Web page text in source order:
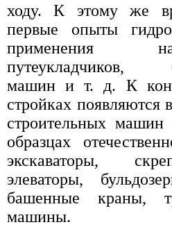
ходу. К этому же
первые опыты
применения
путеукладчиков,
машин и т. д. К
стройках появляются
строительных машин
образцах
экскаваторы,
элеваторы,
башенные краны,
машины.